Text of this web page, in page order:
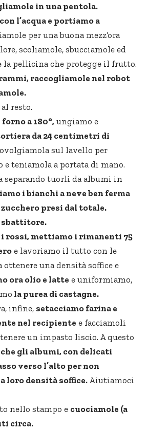
in una pentola.
l’acqua e portiamo a
per una buona mezz’ora
scoliamole, sbucciamole ed
la pellicina che protegge il frutto.
raccogliamole nel robot
resto.
a 180°, ungiamo e
da 24 centimetri di
sul lavello per
e teniamola a portata di mano.
separando tuorli da albumi in
i bianchi a neve ben ferma
presi dal totale.
sbattitore.
rossi, mettiamo i rimanenti 75
e lavoriamo il tutto con le
una densità soffice e
ora olio e latte e uniformiamo,
la purea di castagne.
infine, setacciamo farina e
nel recipiente e facciamoli
un impasto liscio. A questo
gli albumi, con delicati
verso l’alto per non
loro densità soffice. Aiutiamoci
nello stampo e cuociamole (a
circa.